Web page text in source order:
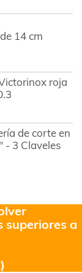
en5.00de
14 cm
roja
de corte en
- 3 Claveles
superiores a